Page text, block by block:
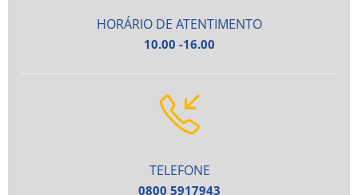
HORÁRIO DE ATENTIMENTO
10.00 -16.00
TELEFONE
0800 5917943